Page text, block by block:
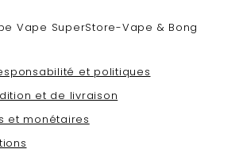
Vape SuperStore-Vape & Bong
et politiques
et de livraison
et monétaires